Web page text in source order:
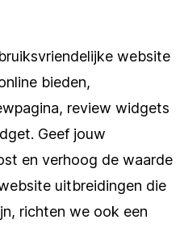
website
bieden,
review widgets
Geef jouw
en verhoog de waarde
uitbreidingen die
richten we ook een